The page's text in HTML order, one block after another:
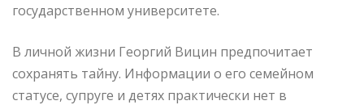
государственном университете.
В личной жизни Георгий Вицин предпочитает
сохранять тайну. Информации о его семейном
статусе, супруге и детях практически нет в